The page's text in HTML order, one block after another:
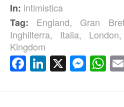
In: intimistica
Tag:
England, Gran
Inghilterra, Italia, London,
Kingdom
Facebook
LinkedIn
X